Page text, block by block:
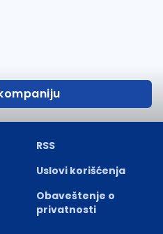
RSS
Uslovi korišćenja
Obaveštenje o
privatnosti